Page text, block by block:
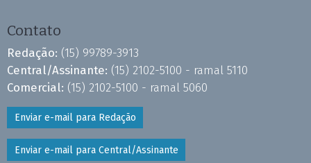
Contato
Redação: (15) 99789-3913
Central/Assinante: (15) 2102-5100 - ramal 5110
Comercial: (15) 2102-5100 - ramal 5060
Enviar e-mail para Redação
Enviar e-mail para Central/Assinante